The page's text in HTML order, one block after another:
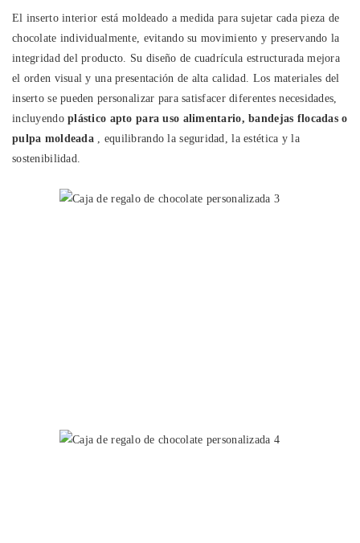
El inserto interior está moldeado a medida para sujetar cada pieza de
chocolate individualmente, evitando su movimiento y preservando la
integridad del producto. Su diseño de cuadrícula estructurada mejora
el orden visual y una presentación de alta calidad. Los materiales del
inserto se pueden personalizar para satisfacer diferentes necesidades,
incluyendoplástico apto para uso alimentario, bandejas flocadas o
pulpa moldeada, equilibrando la seguridad, la estética y la
sostenibilidad.